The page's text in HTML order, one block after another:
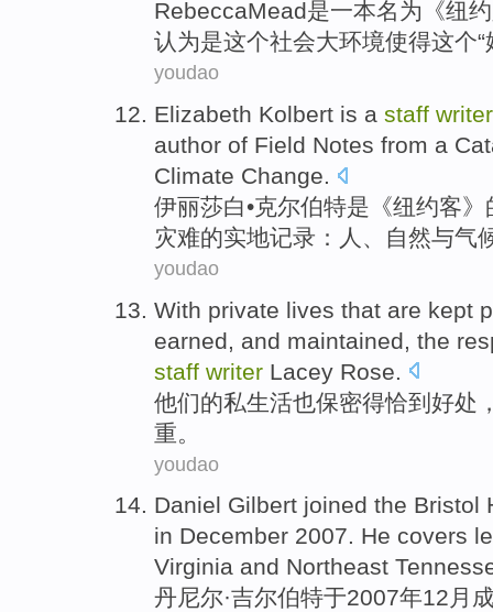
RebeccaMead是一本名为《纽约
认为是这个社会大环境使得这个“
youdao
Elizabeth Kolbert is a staff writer
author of Field Notes from a
Climate Change.
伊丽莎白•克尔伯特是 《纽约客》
灾难的实地记录 ： 人 、 自然与气
youdao
With private lives that are kept
earned , and maintained, the
staff writer Lacey Rose.
他们的私生活也保密得恰到好处
重 。
youdao
Daniel Gilbert joined the Bristol
in December 2007. He covers
Virginia and Northeast
丹尼尔·吉尔伯特于2007年12月